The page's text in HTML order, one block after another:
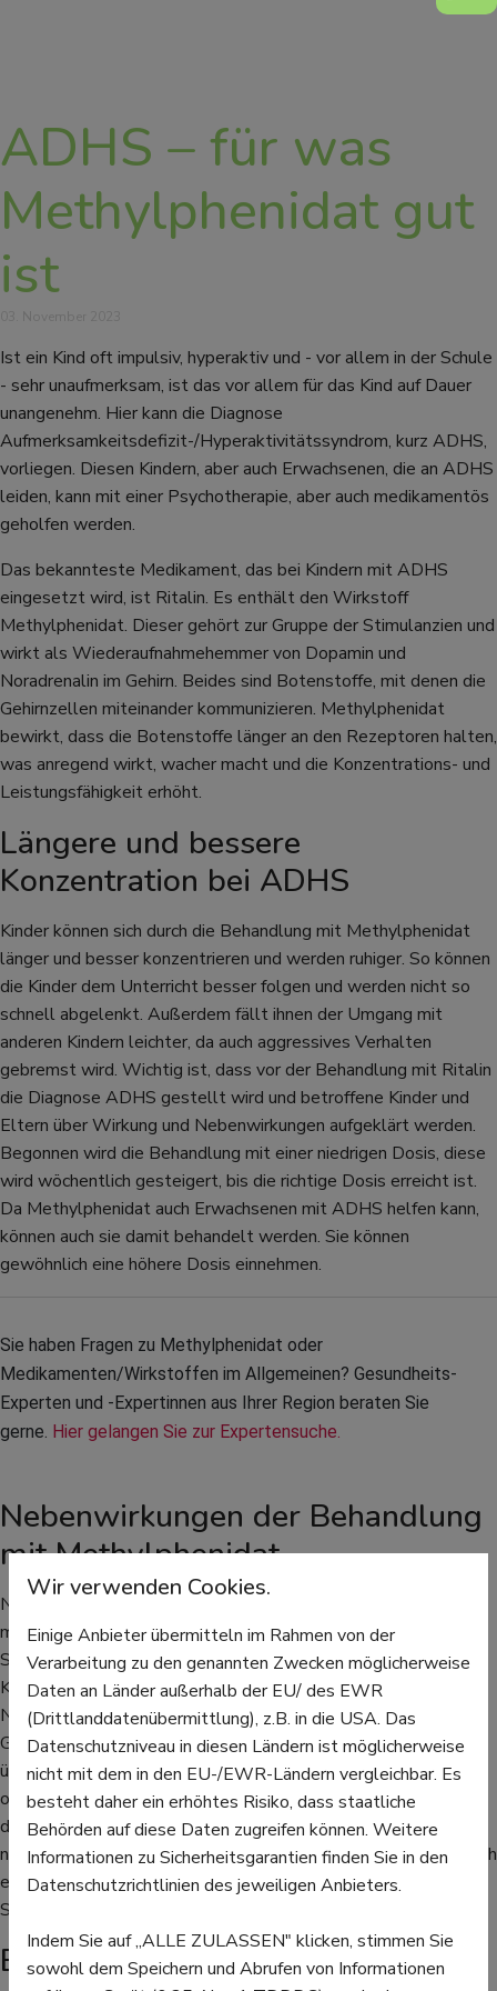
ADHS – für was
Methylphenidat gut
ist
Ist ein Kind oft impulsiv, hyperaktiv und - vor allem in der Schule
- sehr unaufmerksam, ist das vor allem für das Kind auf Dauer
unangenehm. Hier kann die Diagnose
Aufmerksamkeitsdefizit-/Hyperaktivitätssyndrom, kurz ADHS,
vorliegen. Diesen Kindern, aber auch Erwachsenen, die an ADHS
leiden, kann mit einer Psychotherapie, aber auch medikamentös
geholfen werden.
Das bekannteste Medikament, das bei Kindern mit ADHS
eingesetzt wird, ist Ritalin. Es enthält den Wirkstoff
Methylphenidat. Dieser gehört zur Gruppe der Stimulanzien und
wirkt als Wiederaufnahmehemmer von Dopamin und
Noradrenalin im Gehirn. Beides sind Botenstoffe, mit denen die
Gehirnzellen miteinander kommunizieren. Methylphenidat
bewirkt, dass die Botenstoffe länger an den Rezeptoren halten,
was anregend wirkt, wacher macht und die Konzentrations- und
Leistungsfähigkeit erhöht.
Längere und bessere
Konzentration bei ADHS
Kinder können sich durch die Behandlung mit Methylphenidat
länger und besser konzentrieren und werden ruhiger. So können
die Kinder dem Unterricht besser folgen und werden nicht so
schnell abgelenkt. Außerdem fällt ihnen der Umgang mit
anderen Kindern leichter, da auch aggressives Verhalten
gebremst wird. Wichtig ist, dass vor der Behandlung mit Ritalin
die Diagnose ADHS gestellt wird und betroffene Kinder und
Eltern über Wirkung und Nebenwirkungen aufgeklärt werden.
Begonnen wird die Behandlung mit einer niedrigen Dosis, diese
wird wöchentlich gesteigert, bis die richtige Dosis erreicht ist.
Da Methylphenidat auch Erwachsenen mit ADHS helfen kann,
können auch sie damit behandelt werden. Sie können
gewöhnlich eine höhere Dosis einnehmen.
Sie haben Fragen zu Methylphenidat oder
Medikamenten/Wirkstoffen im Allgemeinen? Gesundheits-
Experten und -Expertinnen aus Ihrer Region beraten Sie
gerne. Hier gelangen Sie zur Expertensuche.
Nebenwirkungen der Behandlung
mit Methylphenidat
Neben der erwünschten Wirkung kann Methylphenidat, wie die
meisten anderen Medikamente auch, Nebenwirkungen haben.
Sehr häufige Nebenwirkungen sind Schlaflosigkeit, Übelkeit,
Kopfschmerzen und verminderter Appetit. Weitere, seltenere
Nebenwirkungen können Nervosität, Unruhe, Reizbarkeit,
Gewichtsverlust, Verstopfung, Schwindel, Verwirrung,
übermäßiges Schwitzen oder - sehr selten - Halluzinationen
oder Manien sein. In neueren Studien wurde herausgefunden,
dass die langfristige Einnahme entgegen einstigen Annahmen
nicht zu einem verlangsamten Wachstum bei Kindern führt. Auch
ein höheres Risiko für psychiatrische oder neurologische
Symptome ist nicht gegeben.
Bei ADHS kann das Medikament
Wir verwenden Cookies.
Einige Anbieter übermitteln im Rahmen von der
Verarbeitung zu den genannten Zwecken möglicherweise
Daten an Länder außerhalb der EU/ des EWR
(Drittlanddatenübermittlung), z.B. in die USA. Das
Datenschutzniveau in diesen Ländern ist möglicherweise
nicht mit dem in den EU-/EWR-Ländern vergleichbar. Es
besteht daher ein erhöhtes Risiko, dass staatliche
Behörden auf diese Daten zugreifen können. Weitere
Informationen zu Sicherheitsgarantien finden Sie in den
Datenschutzrichtlinien des jeweiligen Anbieters.
Indem Sie auf „ALLE ZULASSEN" klicken, stimmen Sie
sowohl dem Speichern und Abrufen von Informationen